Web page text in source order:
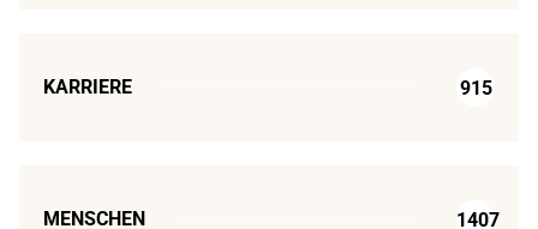
KARRIERE 915
MENSCHEN 1407